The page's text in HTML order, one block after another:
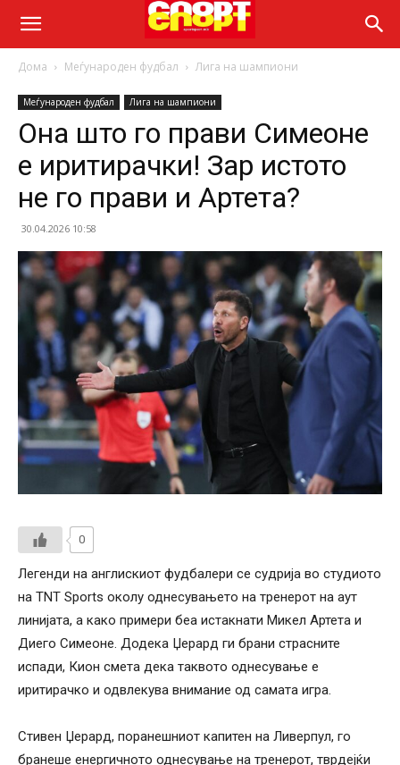
Дома Меѓународен фудбал Лига на шампиони
Меѓународен фудбал Лига на шампиони
Она што го прави Симеоне
е иритирачки! Зар истото
не го прави и Артета?
30.04.2026 10:58
0
Легенди на англискиот фудбалери се судрија во студиото
на TNT Sports околу однесувањето на тренерот на аут
линијата, а како примери беа истакнати Микел Артета и
Диего Симеоне. Додека Џерард ги брани страсните
испади, Кион смета дека таквото однесување е
иритирачко и одвлекува внимание од самата игра.
Стивен Џерард, поранешниот капитен на Ливерпул, го
бранеше енергичното однесување на тренерот, тврдејќи